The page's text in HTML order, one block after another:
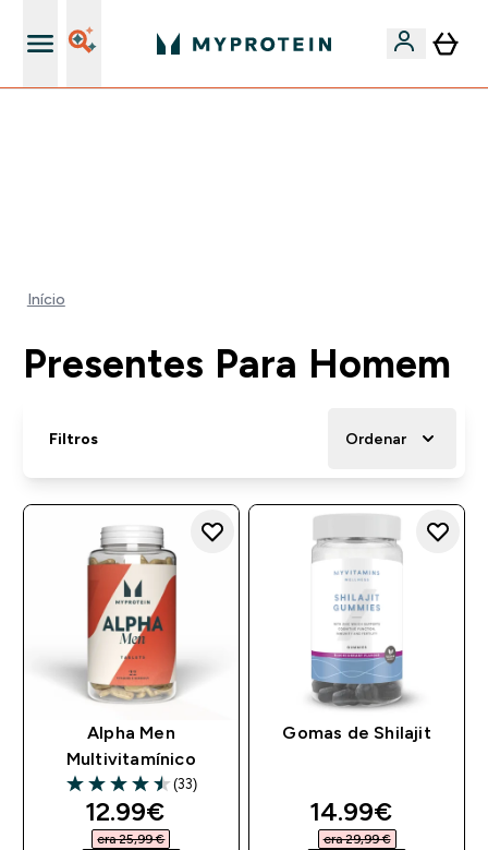
Início
Presentes Para Homem
Filtros Ordenar
Alpha Men
Multivitamínico
4.52 out of 5 stars
(33)
discounted price
12.99€‎
era 25,99 €‎
Gomas de Shilajit
discounted
14.99€‎
era 29,99 €‎